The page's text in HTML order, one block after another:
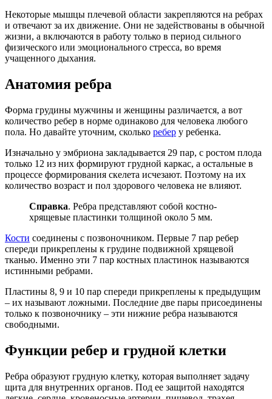
Некоторые мышцы плечевой области закрепляются на ребрах
и отвечают за их движение. Они не задействованы в обычной
жизни, а включаются в работу только в период сильного
физического или эмоционального стресса, во время
учащенного дыхания.
Анатомия ребра
Форма грудины мужчины и женщины различается, а вот
количество ребер в норме одинаково для человека любого
пола. Но давайте уточним, сколько ребер у ребенка.
Изначально у эмбриона закладывается 29 пар, с ростом плода
только 12 из них формируют грудной каркас, а остальные в
процессе формирования скелета исчезают. Поэтому на их
количество возраст и пол здорового человека не влияют.
Справка. Ребра представляют собой костно-
хрящевые пластинки толщиной около 5 мм.
Кости соединены с позвоночником. Первые 7 пар ребер
спереди прикреплены к грудине подвижной хрящевой
тканью. Именно эти 7 пар костных пластинок называются
истинными ребрами.
Пластины 8, 9 и 10 пар спереди прикреплены к предыдущим
– их называют ложными. Последние две пары присоединены
только к позвоночнику – эти нижние ребра называются
свободными.
Функции ребер и грудной клетки
Ребра образуют грудную клетку, которая выполняет задачу
щита для внутренних органов. Под ее защитой находятся